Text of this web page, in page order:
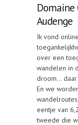
Domaine
Audenge
Ik vond
over een
wandelen in
droom…
En we
eentje van
tweede die